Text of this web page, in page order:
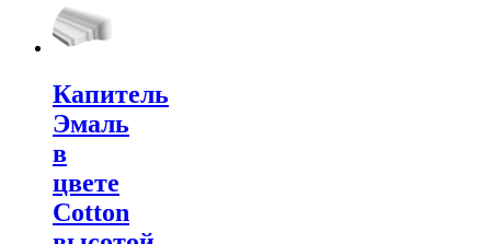
Капитель
Эмаль
в
цвете
Cotton